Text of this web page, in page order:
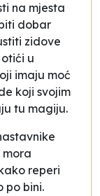
na mjesta
dobar
zidove
u
imaju moć
koji svojim
tu magiju.
mora
reperi
po bini.